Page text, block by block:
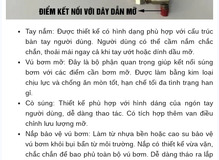
Tay nắm: Được thiết kế có hình dạng phù hợp với cấu trúc
bàn tay người dùng. Người dùng có thể cầm nắm chắc
chắn, thoải mái ngay cả khi tay ướt hoặc dính dầu mỡ.
Vú bơm mỡ: Đây là bộ phận quan trọng giúp kết nối súng
bơm với các điểm cần bơm mỡ. Được làm bằng kim loại
chịu lực và chống ăn mòn tốt, hạn chế tối đa tình trạng han
gỉ.
Cò súng: Thiết kế phù hợp với hình dáng của ngón tay
người dùng, dễ dàng thao tác. Có tích hợp thêm van điều
chỉnh lưu lượng mỡ.
Nắp bảo vệ vú bơm: Làm từ nhựa bền hoặc cao su bảo vệ
vú bơm khỏi bụi bẩn từ môi trường. Nắp có thiết kế vừa vặn,
chắc chắn để bao phủ toàn bộ vú bơm. Dễ dàng tháo ra lắp